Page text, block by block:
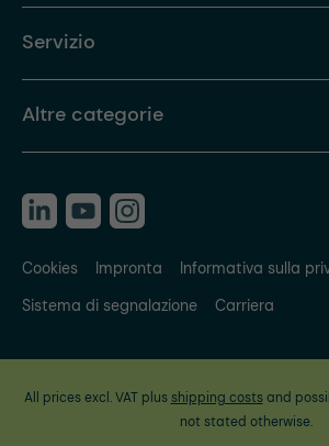
Servizio
Altre categorie
Cookies Impronta
Informativa sulla
Sistema di segnalazione
Carriera
All prices excl. VAT plus shipping costsand
not stated otherwise.